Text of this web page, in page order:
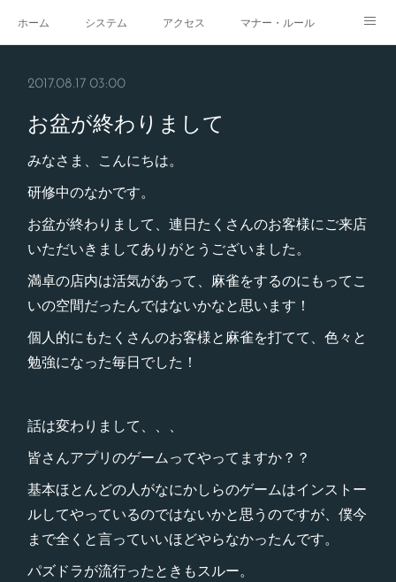
ホーム システム アクセス マナー・ルール
2017.08.17 03:00
お盆が終わりまして
みなさま、こんにちは。
研修中のなかです。
お盆が終わりまして、連日たくさんのお客様にご来店
いただいきましてありがとうございました。
満卓の店内は活気があって、麻雀をするのにもってこ
いの空間だったんではないかなと思います！
個人的にもたくさんのお客様と麻雀を打てて、色々と
勉強になった毎日でした！
話は変わりまして、、、
皆さんアプリのゲームってやってますか？？
基本ほとんどの人がなにかしらのゲームはインストー
ルしてやっているのではないかと思うのですが、僕今
まで全くと言っていいほどやらなかったんです。
パズドラが流行ったときもスルー。